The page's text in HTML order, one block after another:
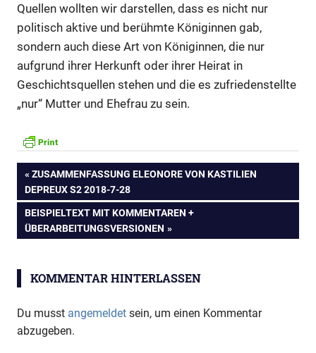
Quellen wollten wir darstellen, dass es nicht nur
politisch aktive und berühmte Königinnen gab,
sondern auch diese Art von Königinnen, die nur
aufgrund ihrer Herkunft oder ihrer Heirat in
Geschichtsquellen stehen und die es zufriedenstellte
„nur“ Mutter und Ehefrau zu sein.
Beitragsnavigation
VORHERIGER
BEITRAG:
ZUSAMMENFASSUNG ELEONORE VON KASTILIEN
DEPREUX S2 2018-7-28
NÄCHSTER
BEITRAG:
BEISPIELTEXT MIT KOMMENTAREN +
ÜBERARBEITUNGSVERSIONEN
KOMMENTAR HINTERLASSEN
Du musst angemeldet sein, um einen Kommentar
abzugeben.